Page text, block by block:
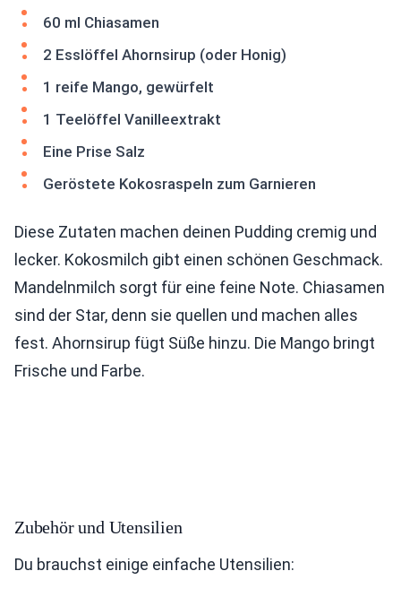
60 ml Chiasamen
2 Esslöffel Ahornsirup (oder Honig)
1 reife Mango, gewürfelt
1 Teelöffel Vanilleextrakt
Eine Prise Salz
Geröstete Kokosraspeln zum Garnieren
Diese Zutaten machen deinen Pudding cremig und
lecker. Kokosmilch gibt einen schönen Geschmack.
Mandelnmilch sorgt für eine feine Note. Chiasamen
sind der Star, denn sie quellen und machen alles
fest. Ahornsirup fügt Süße hinzu. Die Mango bringt
Frische und Farbe.
Zubehör und Utensilien
Du brauchst einige einfache Utensilien: